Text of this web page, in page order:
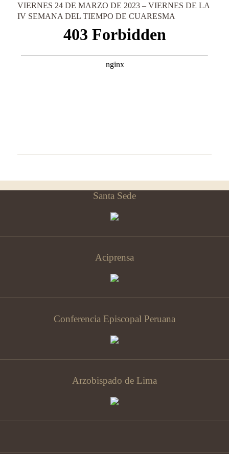
VIERNES 24 DE MARZO DE 2023 – VIERNES DE LA
IV SEMANA DEL TIEMPO DE CUARESMA
Santa Sede
Aciprensa
Conferencia Episcopal Peruana
Arzobispado de Lima